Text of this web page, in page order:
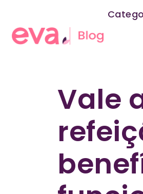
Vale